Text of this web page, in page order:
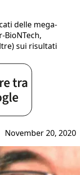
delle mega-
BioNTech,
sui risultati
November 20, 2020